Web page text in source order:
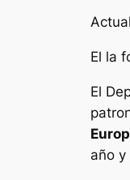
El la
El
año